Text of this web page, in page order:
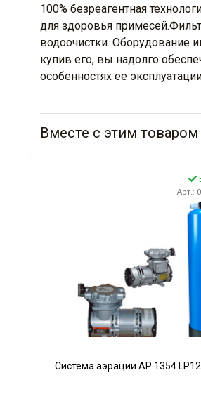
100% безреагентная
для здоровья
водоочистки. Оборудование
купив его, вы надолго
особенностях ее
Вместе с этим
Арт.:
Система аэрации AP 1354